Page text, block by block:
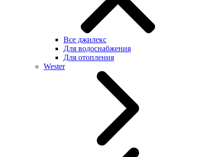
Все джилекс
Для водоснабжения
Для отопления
Wester